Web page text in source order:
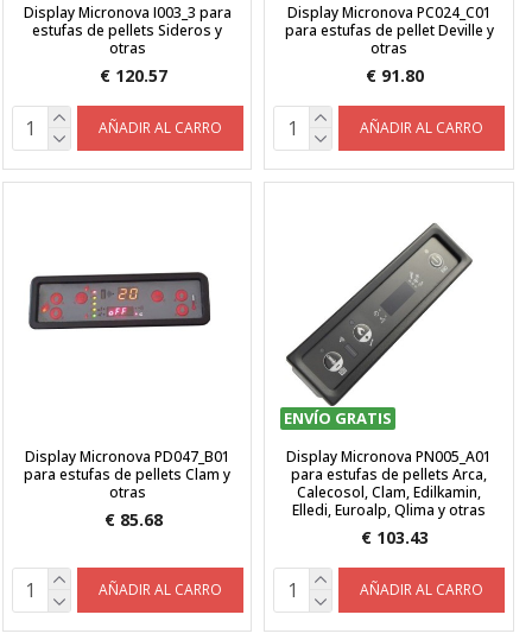
Display Micronova I003_3 para
estufas de pellets Sideros y
otras
€ 120.57
AÑADIR AL CARRO
Display Micronova PC024_C01
para estufas de pellet Deville y
otras
€ 91.80
AÑADIR AL CARRO
Display Micronova PD047_B01
para estufas de pellets Clam y
otras
€ 85.68
AÑADIR AL CARRO
ENVÍO GRATIS
Display Micronova PN005_A01
para estufas de pellets Arca,
Calecosol, Clam, Edilkamin,
Elledi, Euroalp, Qlima y otras
€ 103.43
AÑADIR AL CARRO